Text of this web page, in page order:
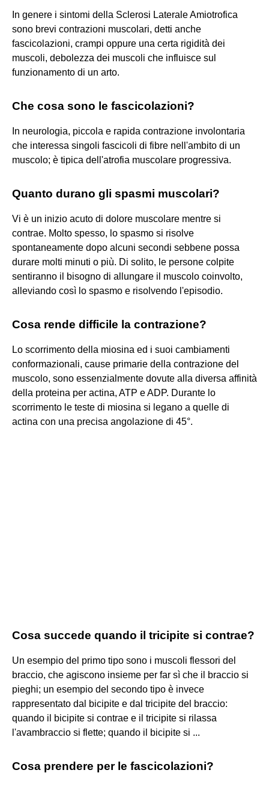
In genere i sintomi della Sclerosi Laterale Amiotrofica
sono brevi contrazioni muscolari, detti anche
fascicolazioni, crampi oppure una certa rigidità dei
muscoli, debolezza dei muscoli che influisce sul
funzionamento di un arto.
Che cosa sono le fascicolazioni?
In neurologia, piccola e rapida contrazione involontaria
che interessa singoli fascicoli di fibre nell'ambito di un
muscolo; è tipica dell'atrofia muscolare progressiva.
Quanto durano gli spasmi muscolari?
Vi è un inizio acuto di dolore muscolare mentre si
contrae. Molto spesso, lo spasmo si risolve
spontaneamente dopo alcuni secondi sebbene possa
durare molti minuti o più. Di solito, le persone colpite
sentiranno il bisogno di allungare il muscolo coinvolto,
alleviando così lo spasmo e risolvendo l'episodio.
Cosa rende difficile la contrazione?
Lo scorrimento della miosina ed i suoi cambiamenti
conformazionali, cause primarie della contrazione del
muscolo, sono essenzialmente dovute alla diversa affinità
della proteina per actina, ATP e ADP. Durante lo
scorrimento le teste di miosina si legano a quelle di
actina con una precisa angolazione di 45°.
Cosa succede quando il tricipite si contrae?
Un esempio del primo tipo sono i muscoli flessori del
braccio, che agiscono insieme per far sì che il braccio si
pieghi; un esempio del secondo tipo è invece
rappresentato dal bicipite e dal tricipite del braccio:
quando il bicipite si contrae e il tricipite si rilassa
l'avambraccio si flette; quando il bicipite si ...
Cosa prendere per le fascicolazioni?